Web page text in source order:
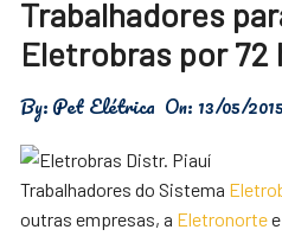
Trabalhadores
Eletrobras por 72
By:Pet Elétrica On: 13/05/2015
Trabalhadores do Sistema
outras empresas, a Eletronortee